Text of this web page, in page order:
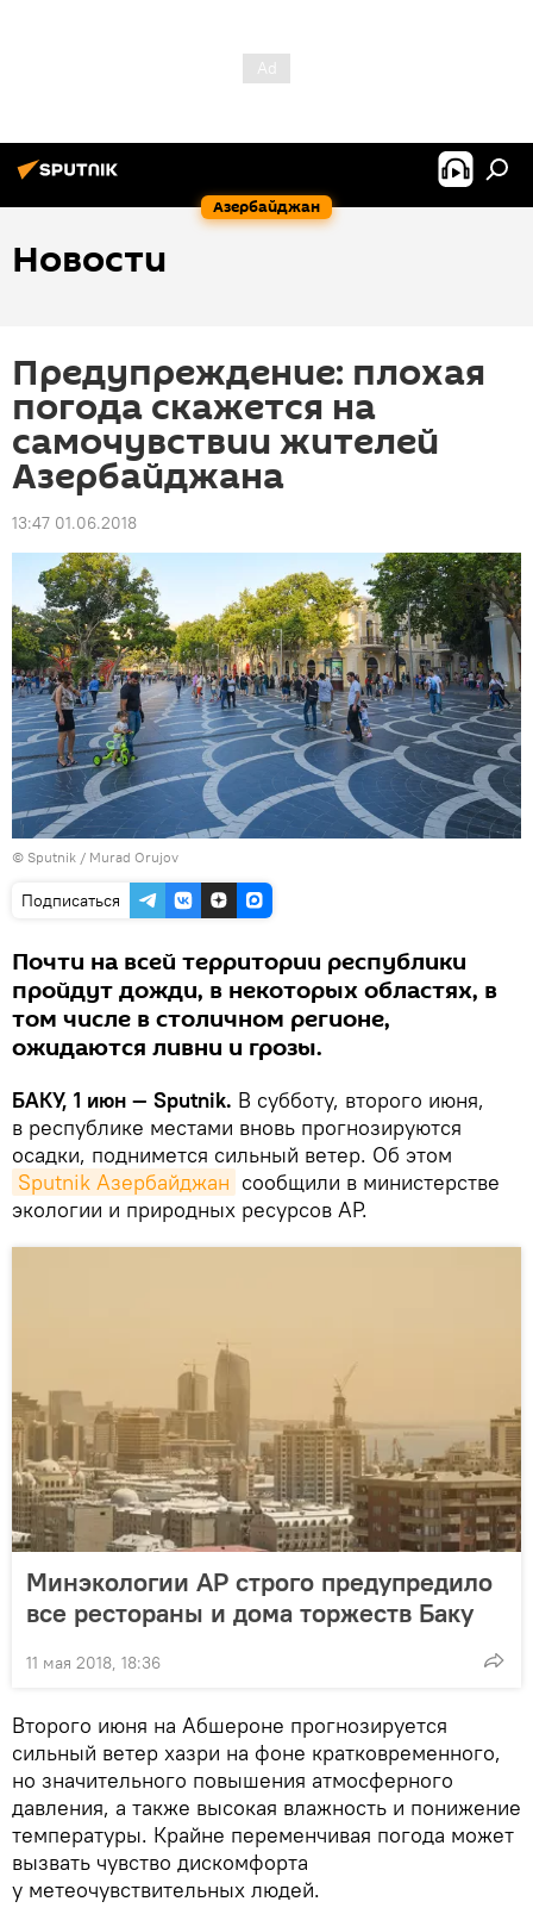
Азербайджан
Новости
Предупреждение: плохая
погода скажется на
самочувствии жителей
Азербайджана
13:47 01.06.2018
© Sputnik / Murad Orujov
Подписаться
Почти на всей территории республики
пройдут дожди, в некоторых областях, в
том числе в столичном регионе,
ожидаются ливни и грозы.
БАКУ, 1 июн — Sputnik. В субботу, второго июня,
в республике местами вновь прогнозируются
осадки, поднимется сильный ветер. Об этом
Sputnik Азербайджан сообщили в министерстве
экологии и природных ресурсов АР.
Минэкологии АР строго предупредило
все рестораны и дома торжеств Баку
11 мая 2018, 18:36
Второго июня на Абшероне прогнозируется
сильный ветер хазри на фоне кратковременного,
но значительного повышения атмосферного
давления, а также высокая влажность и понижение
температуры. Крайне переменчивая погода может
вызвать чувство дискомфорта
у метеочувствительных людей.